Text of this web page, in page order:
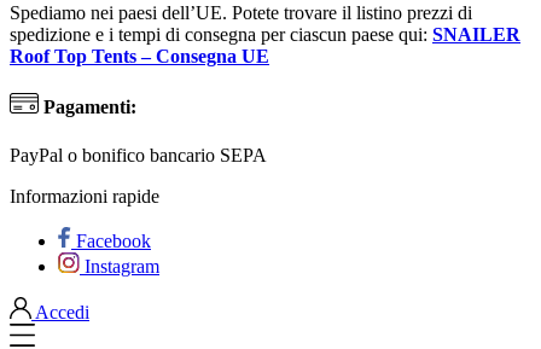
Spediamo nei paesi dell’UE. Potete trovare il listino prezzi di
spedizione e i tempi di consegna per ciascun paese qui: SNAILER
Roof Top Tents – Consegna UE
Pagamenti:
PayPal o bonifico bancario SEPA
Informazioni rapide
Facebook
Instagram
Accedi